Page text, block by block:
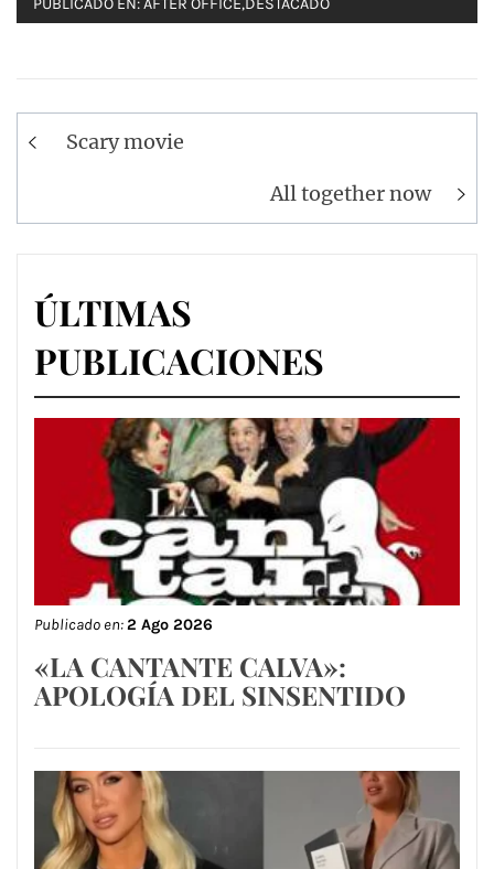
PUBLICADO EN:AFTER OFFICE,DESTACADO
Navegación
Scary movie
All together now
ÚLTIMAS
PUBLICACIONES
Publicado en:2 Ago 2026
«LA CANTANTE CALVA»:
APOLOGÍA DEL SINSENTIDO